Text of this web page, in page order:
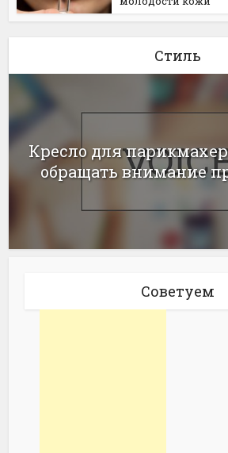
Стиль
Кресло для
обращать внимание
Советуем